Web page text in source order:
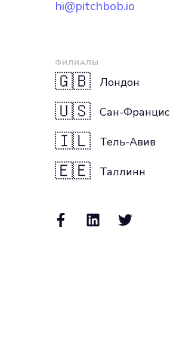
hi@pitchbob.io
ФИЛИАЛЫ
🇬🇧 Лондон
🇺🇸 Сан-
🇮🇱 Тель-Авив
🇪🇪 Таллинн